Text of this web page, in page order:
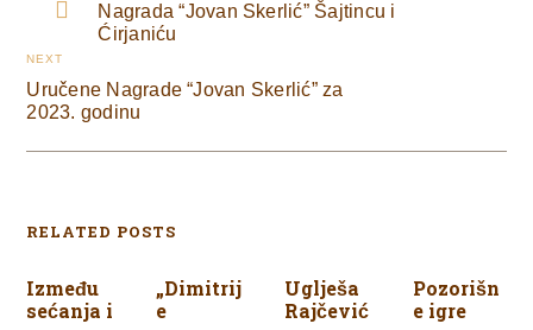
Nagrada “Jovan Skerlić” Šajtincu i
Ćirjaniću
NEXT
Uručene Nagrade “Jovan Skerlić” za
2023. godinu
RELATED POSTS
Između
sećanja i
„Dimitrij
e
Uglješa
Rajčević
Pozorišn
e igre